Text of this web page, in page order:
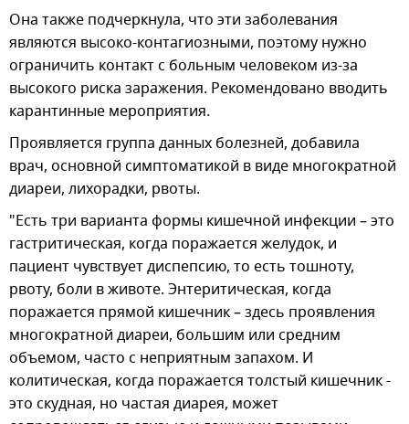
Она также подчеркнула, что эти заболевания
являются высоко-контагиозными, поэтому нужно
ограничить контакт с больным человеком из-за
высокого риска заражения. Рекомендовано вводить
карантинные мероприятия.
Проявляется группа данных болезней, добавила
врач, основной симптоматикой в виде многократной
диареи, лихорадки, рвоты.
"Есть три варианта формы кишечной инфекции – это
гастритическая, когда поражается желудок, и
пациент чувствует диспепсию, то есть тошноту,
рвоту, боли в животе. Энтеритическая, когда
поражается прямой кишечник – здесь проявления
многократной диареи, большим или средним
объемом, часто с неприятным запахом. И
колитическая, когда поражается толстый кишечник -
это скудная, но частая диарея, может